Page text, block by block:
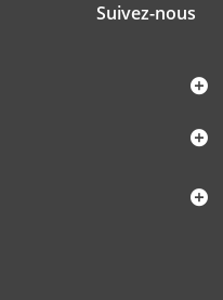
Suivez-nous